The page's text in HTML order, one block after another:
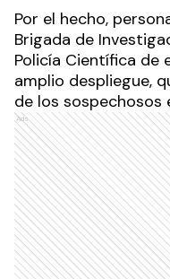
Por el hecho,
Brigada de
Policía Científica de
amplio despliegue,
de los sospechosos
Ads